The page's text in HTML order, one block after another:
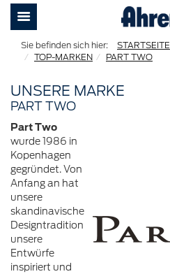
STARTSEITE
TOP-MARKEN
PART TWO
UNSERE MARKE
PART TWO
Part Two
wurde 1986 in
Kopenhagen
gegründet. Von
Anfang an hat
unsere
skandinavische
Designtradition
unsere
Entwürfe
inspiriert und